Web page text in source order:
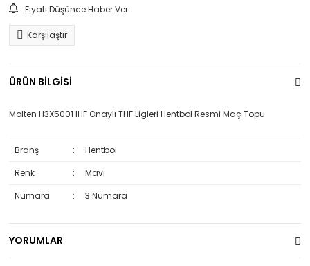
Fiyatı Düşünce Haber Ver
Karşılaştır
ÜRÜN BİLGİSİ
Molten H3X5001 IHF Onaylı THF Ligleri Hentbol Resmi Maç Topu
Branş :
Hentbol
Renk
:
Mavi
Numara
: 3 Numara
YORUMLAR